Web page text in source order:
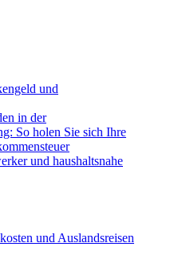
und
in der
So holen Sie sich Ihre
und haushaltsnahe
und Auslandsreisen